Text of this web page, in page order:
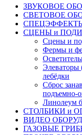
ЗВУКОВОЕ
СВЕТОВОЕ
СЦЕНЫ и
Сцены и
Фермы и
Элеваторы
лебёдки
Сброс
подъемно-
Линолеум
СТОЛБИКИ и
ВИДЕО
ГАЗОВЫЕ